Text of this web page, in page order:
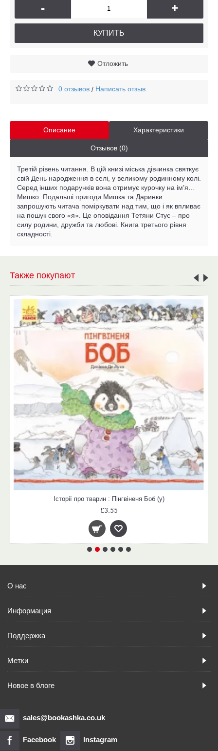
- +
КУПИТЬ
Отложить
0 отзывов / Написать отзыв
Описание Характеристики
Отзывов (0)
Третій рівень читання. В цій книзі міська дівчинка святкує
свій День народження в селі, у великому родинному колі.
Серед інших подарунків вона отримує курочку на ім’я…
Мишко. Подальші пригоди Мишка та Даринки
запрошують читача поміркувати над тим, що і як впливає
на пошук свого «я». Це оповідання Тетяни Стус – про
силу родини, дружби та любові. Книга третього рівня
складності.
Также покупают
Історії про тварин : Пінгвіненя Боб (у)
£3.55
О нас
Информация
Поддержка
Метки
Новое в блоге
sales@bookashka.co.uk
Facebook Instagram